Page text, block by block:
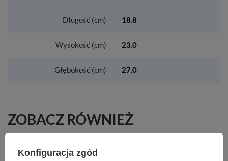
Długość (cm) 18.8
Wysokość (cm) 23.0
Głębokość (cm) 27.0
ZOBACZ RÓWNIEŻ
HG Rainfinity Główka prysznicowa 130 3jet
EcoSmart+, Biały Matowy
Konfiguracja zgód